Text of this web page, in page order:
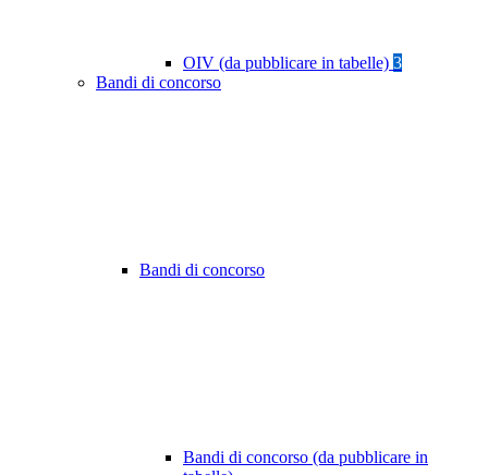
OIV (da pubblicare in tabelle) 3
Bandi di concorso
Bandi di concorso
Bandi di concorso (da pubblicare in